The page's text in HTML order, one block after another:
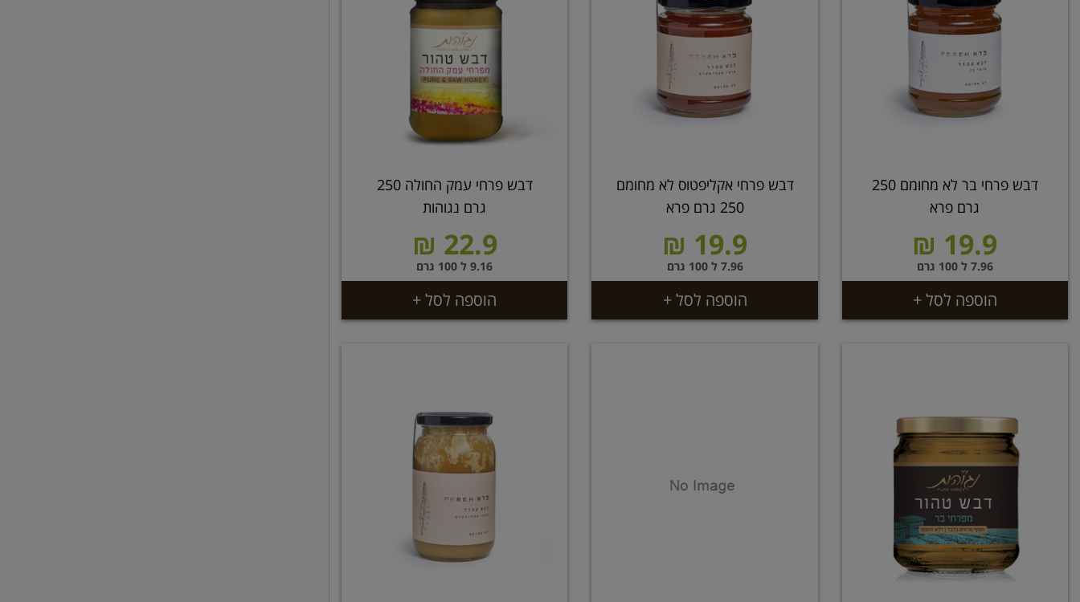
דבש פרחי בר לא מחומם 250
גרם פרא
19.9 ₪
7.96 ל 100 גרם
הוספה לסל +
דבש פרחי אקליפטוס לא מחומם
250 גרם פרא
19.9 ₪
7.96 ל 100 גרם
הוספה לסל +
דבש פרחי עמק החולה 250
גרם נגוהות
22.9 ₪
9.16 ל 100 גרם
הוספה לסל +